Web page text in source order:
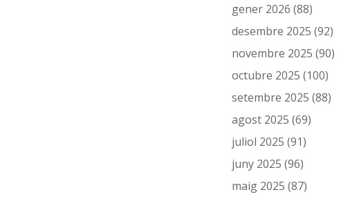
gener 2026 (88)
desembre 2025 (92)
novembre 2025 (90)
octubre 2025 (100)
setembre 2025 (88)
agost 2025 (69)
juliol 2025 (91)
juny 2025 (96)
maig 2025 (87)